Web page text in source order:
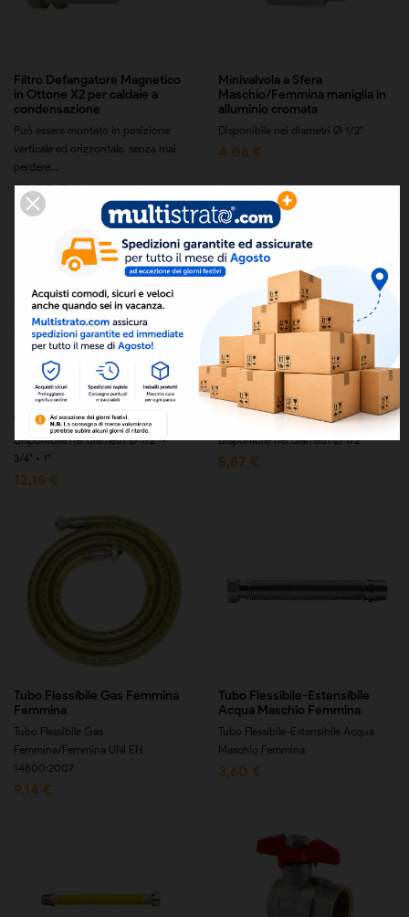
Filtro Defangatore Magnetico
in Ottone X2 per caldaie a
condensazione
Può essere montato in posizione
verticale ed orizzontale, senza mai
perdere...
55,00 €
Minivalvola a Sfera
Maschio/Femmina maniglia in
alluminio cromata
Disponibile nei diametri Ø 1/2"
4,06 €
Rubinetto a Sfera a Squadra
GAS Maschio/Femmina
Disponibile nei diametri Ø 1/2" •
3/4" • 1"
12,15 €
Rubinetto a Sfera a Squadra
Maschio/Femmina
Disponibile nei diametri Ø 1/2"
5,87 €
Tubo Flessibile Gas Femmina
Femmina
Tubo Flessibile Gas
Femmina/Femmina UNI EN
14800:2007
9,14 €
Tubo Flessibile-Estensibile
Acqua Maschio Femmina
Tubo Flessibile-Estensibile Acqua
Maschio Femmina
3,60 €